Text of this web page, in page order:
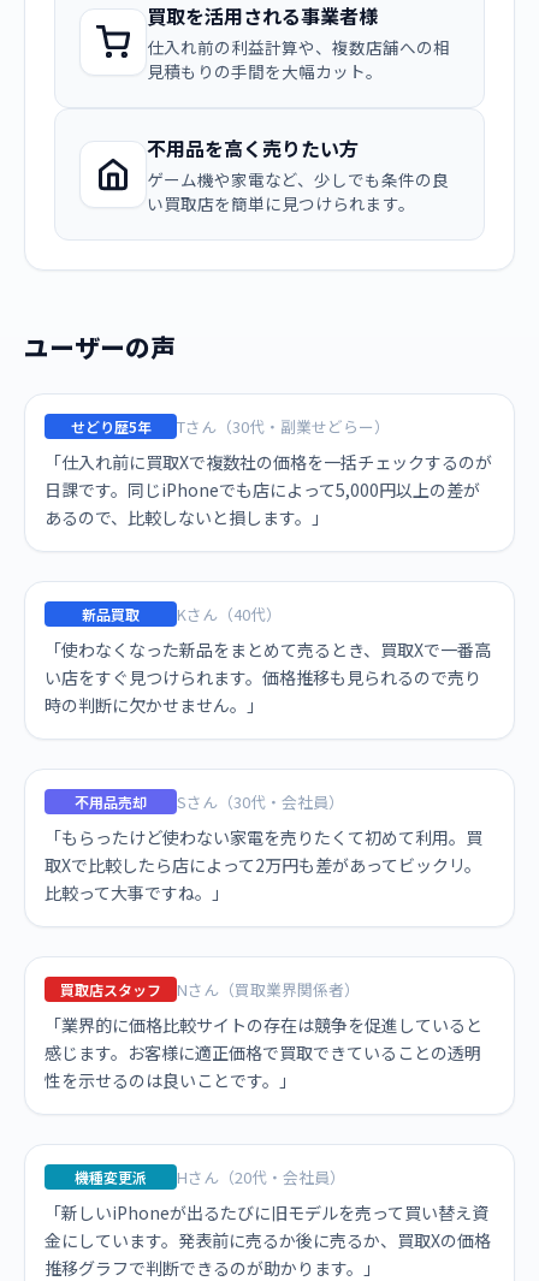
買取を活用される事業者様
仕入れ前の利益計算や、複数店舗への相
見積もりの手間を大幅カット。
不用品を高く売りたい方
ゲーム機や家電など、少しでも条件の良
い買取店を簡単に見つけられます。
ユーザーの声
せどり歴5年 Tさん（30代・副業せどらー）
「仕入れ前に買取Xで複数社の価格を一括チェックするのが
日課です。同じiPhoneでも店によって5,000円以上の差が
あるので、比較しないと損します。」
新品買取 Kさん（40代）
「使わなくなった新品をまとめて売るとき、買取Xで一番高
い店をすぐ見つけられます。価格推移も見られるので売り
時の判断に欠かせません。」
不用品売却 Sさん（30代・会社員）
「もらったけど使わない家電を売りたくて初めて利用。買
取Xで比較したら店によって2万円も差があってビックリ。
比較って大事ですね。」
買取店スタッフ Nさん（買取業界関係者）
「業界的に価格比較サイトの存在は競争を促進していると
感じます。お客様に適正価格で買取できていることの透明
性を示せるのは良いことです。」
機種変更派 Hさん（20代・会社員）
「新しいiPhoneが出るたびに旧モデルを売って買い替え資
金にしています。発表前に売るか後に売るか、買取Xの価格
推移グラフで判断できるのが助かります。」